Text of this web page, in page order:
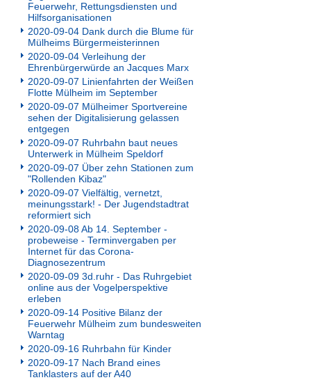
Feuerwehr, Rettungsdiensten und
Hilfsorganisationen
2020-09-04 Dank durch die Blume für
Mülheims Bürgermeisterinnen
2020-09-04 Verleihung der
Ehrenbürgerwürde an Jacques Marx
2020-09-07 Linienfahrten der Weißen
Flotte Mülheim im September
2020-09-07 Mülheimer Sportvereine
sehen der Digitalisierung gelassen
entgegen
2020-09-07 Ruhrbahn baut neues
Unterwerk in Mülheim Speldorf
2020-09-07 Über zehn Stationen zum
"Rollenden Kibaz"
2020-09-07 Vielfältig, vernetzt,
meinungsstark! - Der Jugendstadtrat
reformiert sich
2020-09-08 Ab 14. September -
probeweise - Terminvergaben per
Internet für das Corona-
Diagnosezentrum
2020-09-09 3d.ruhr - Das Ruhrgebiet
online aus der Vogelperspektive
erleben
2020-09-14 Positive Bilanz der
Feuerwehr Mülheim zum bundesweiten
Warntag
2020-09-16 Ruhrbahn für Kinder
2020-09-17 Nach Brand eines
Tanklasters auf der A40